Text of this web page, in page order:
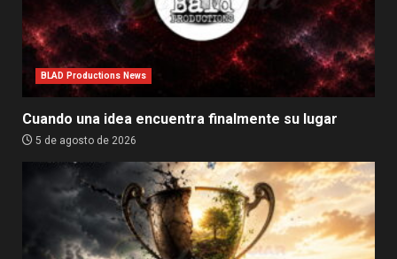
BLAD Productions News
Cuando una idea encuentra finalmente su lugar
5 de agosto de 2026